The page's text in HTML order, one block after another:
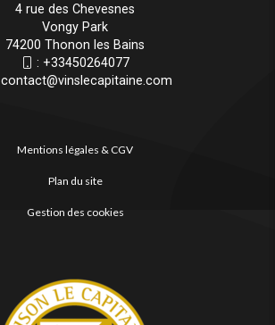
4 rue des Chevesnes
Vongy Park
74200 Thonon les Bains
: +33450264077
contact@vinslecapitaine.com
Mentions légales & CGV
Plan du site
Gestion des cookies